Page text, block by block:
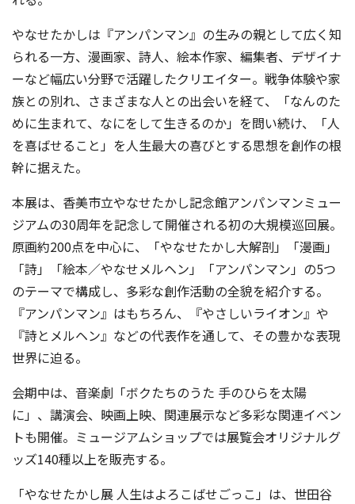
やなせたかしは『アンパンマン』の生みの親として広く知
られる一方、漫画家、詩人、絵本作家、編集者、デザイナ
ーなど幅広い分野で活躍したクリエイター。戦争体験や家
族との別れ、さまざまな人との出会いを経て、「なんのた
めに生まれて、なにをして生きるのか」を問い続け、「人
を喜ばせること」を人生最大の喜びとする思想を創作の根
幹に据えた。
本展は、香美市立やなせたかし記念館アンパンマンミュー
ジアムの30周年を記念して開催される初の大規模巡回展。
原画約200点を中心に、「やなせたかし大解剖」「漫画」
「詩」「絵本／やなせメルヘン」「アンパンマン」の5つ
のテーマで構成し、多彩な創作活動の全貌を紹介する。
『アンパンマン』はもちろん、『やさしいライオン』や
『詩とメルヘン』などの代表作を通して、その豊かな表現
世界に迫る。
会期中は、音楽劇「ボクたちのうた 手のひらを太陽
に」、講演会、映画上映、関連展示など多彩な関連イベン
トも開催。ミュージアムショップでは展覧会オリジナルグ
ッズ140種以上を販売する。
「やなせたかし展 人生はよろこばせごっこ」は、世田谷